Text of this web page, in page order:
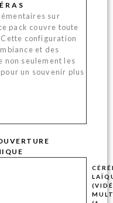
sur
pack couvre toute
configuration
et des
non seulement les
un souvenir plus